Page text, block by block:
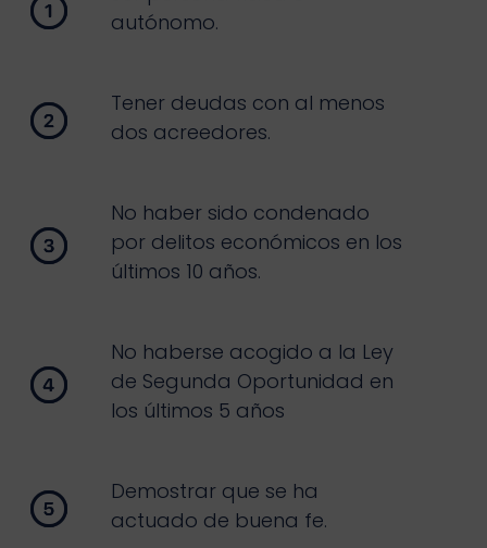
autónomo.
Tener deudas con al menos
dos acreedores.
No haber sido condenado
por delitos económicos en los
últimos 10 años.
No haberse acogido a la Ley
de Segunda Oportunidad en
los últimos 5 años
Demostrar que se ha
actuado de buena fe.